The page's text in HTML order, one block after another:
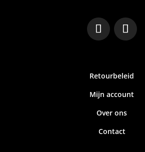
Retourbeleid
Mijn account
Over ons
Contact